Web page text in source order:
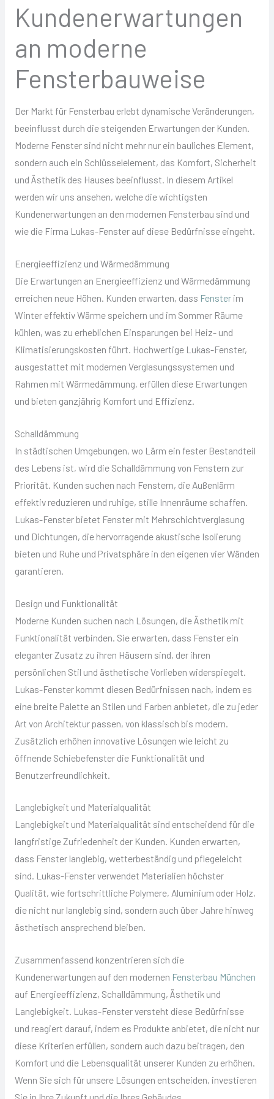
Kundenerwartungen
an moderne
Fensterbauweise
Der Markt für Fensterbau erlebt dynamische Veränderungen,
beeinflusst durch die steigenden Erwartungen der Kunden.
Moderne Fenster sind nicht mehr nur ein bauliches Element,
sondern auch ein Schlüsselelement, das Komfort, Sicherheit
und Ästhetik des Hauses beeinflusst. In diesem Artikel
werden wir uns ansehen, welche die wichtigsten
Kundenerwartungen an den modernen Fensterbau sind und
wie die Firma Lukas-Fenster auf diese Bedürfnisse eingeht.
Energieeffizienz und Wärmedämmung
Die Erwartungen an Energieeffizienz und Wärmedämmung
erreichen neue Höhen. Kunden erwarten, dass Fensterim
Winter effektiv Wärme speichern und im Sommer Räume
kühlen, was zu erheblichen Einsparungen bei Heiz- und
Klimatisierungskosten führt. Hochwertige Lukas-Fenster,
ausgestattet mit modernen Verglasungssystemen und
Rahmen mit Wärmedämmung, erfüllen diese Erwartungen
und bieten ganzjährig Komfort und Effizienz.
Schalldämmung
In städtischen Umgebungen, wo Lärm ein fester Bestandteil
des Lebens ist, wird die Schalldämmung von Fenstern zur
Priorität. Kunden suchen nach Fenstern, die Außenlärm
effektiv reduzieren und ruhige, stille Innenräume schaffen.
Lukas-Fenster bietet Fenster mit Mehrschichtverglasung
und Dichtungen, die hervorragende akustische Isolierung
bieten und Ruhe und Privatsphäre in den eigenen vier Wänden
garantieren.
Design und Funktionalität
Moderne Kunden suchen nach Lösungen, die Ästhetik mit
Funktionalität verbinden. Sie erwarten, dass Fenster ein
eleganter Zusatz zu ihren Häusern sind, der ihren
persönlichen Stil und ästhetische Vorlieben widerspiegelt.
Lukas-Fenster kommt diesen Bedürfnissen nach, indem es
eine breite Palette an Stilen und Farben anbietet, die zu jeder
Art von Architektur passen, von klassisch bis modern.
Zusätzlich erhöhen innovative Lösungen wie leicht zu
öffnende Schiebefenster die Funktionalität und
Benutzerfreundlichkeit.
Langlebigkeit und Materialqualität
Langlebigkeit und Materialqualität sind entscheidend für die
langfristige Zufriedenheit der Kunden. Kunden erwarten,
dass Fenster langlebig, wetterbeständig und pflegeleicht
sind. Lukas-Fenster verwendet Materialien höchster
Qualität, wie fortschrittliche Polymere, Aluminium oder Holz,
die nicht nur langlebig sind, sondern auch über Jahre hinweg
ästhetisch ansprechend bleiben.
Zusammenfassend konzentrieren sich die
Kundenerwartungen auf den modernen Fensterbau München
auf Energieeffizienz, Schalldämmung, Ästhetik und
Langlebigkeit. Lukas-Fenster versteht diese Bedürfnisse
und reagiert darauf, indem es Produkte anbietet, die nicht nur
diese Kriterien erfüllen, sondern auch dazu beitragen, den
Komfort und die Lebensqualität unserer Kunden zu erhöhen.
Wenn Sie sich für unsere Lösungen entscheiden, investieren